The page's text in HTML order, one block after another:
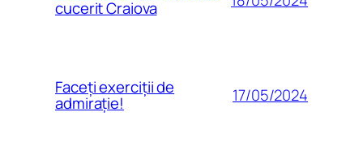
cucerit Craiova
Faceți exerciții de
admirație! 17/05/2024